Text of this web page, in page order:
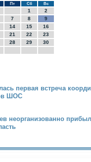
Пт Сб Вс
1
2
7 8
9
14 15
16
21 22
23
28 29
30
первая встреча
ШОС
неорганизованно